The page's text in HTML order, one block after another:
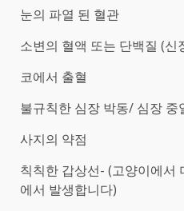
눈의 파열 된 혈관
소변의 혈액 또는 단백질 (신
코에서 출혈
불규칙한 심장 박동/ 심장 중
사지의 약점
칙칙한 갑상선- (고양이에서
에서 발생합니다)